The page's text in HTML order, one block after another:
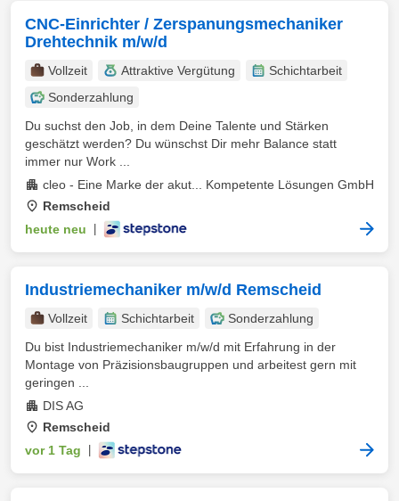
CNC-Einrichter / Zerspanungsmechaniker
Drehtechnik m/w/d
Vollzeit Attraktive Vergütung
Schichtarbeit
Sonderzahlung
Du suchst den Job, in dem Deine Talente und Stärken
geschätzt werden? Du wünschst Dir mehr Balance statt
immer nur Work ...
cleo - Eine Marke der akut... Kompetente Lösungen GmbH
Remscheid
heute neu
Industriemechaniker m/w/d Remscheid
Vollzeit Schichtarbeit
Sonderzahlung
Du bist Industriemechaniker m/w/d mit Erfahrung in der
Montage von Präzisionsbaugruppen und arbeitest gern mit
geringen ...
DIS AG
Remscheid
vor 1 Tag